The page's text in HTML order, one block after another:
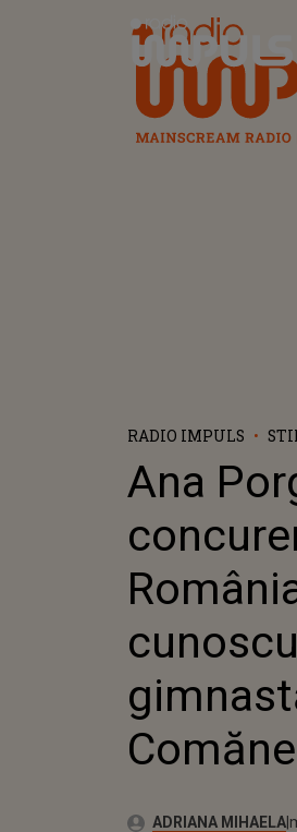
Radio Impuls
RADIO IMPULS
Ana
Autor:ADRIANA MIHAELA